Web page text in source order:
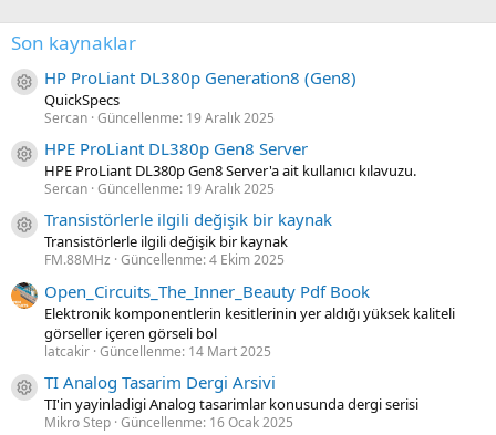
Son kaynaklar
Kaynak ikon/amblem
HP ProLiant DL380p Generation8 (Gen8)
QuickSpecs
Sercan Güncellenme: 19 Aralık 2025
Kaynak ikon/amblem
HPE ProLiant DL380p Gen8 Server
HPE ProLiant DL380p Gen8 Server'a ait kullanıcı kılavuzu.
Sercan Güncellenme: 19 Aralık 2025
Kaynak ikon/amblem
Transistörlerle ilgili değişik bir kaynak
Transistörlerle ilgili değişik bir kaynak
FM.88MHz Güncellenme:4 Ekim 2025
Open_Circuits_The_Inner_Beauty Pdf Book
Elektronik komponentlerin kesitlerinin yer aldığı yüksek kaliteli
görseller içeren görseli bol
latcakir Güncellenme: 14 Mart 2025
Kaynak ikon/amblem
TI Analog Tasarim Dergi Arsivi
TI'in yayinladigi Analog tasarimlar konusunda dergi serisi
Mikro Step Güncellenme: 16 Ocak 2025